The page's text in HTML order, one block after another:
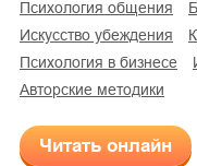
психология общения
искусство убеждения
психология в бизнесе
авторские методики
Читать онлайн